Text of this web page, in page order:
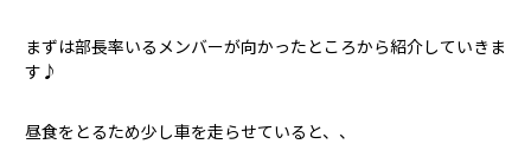
まずは部長率いるメンバーが向かったところから紹介していきま
す♪
昼食をとるため少し車を走らせていると、、